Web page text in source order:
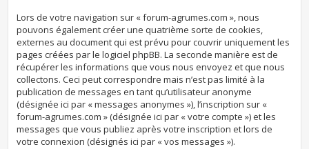
Lors de votre navigation sur « forum-agrumes.com », nous
pouvons également créer une quatrième sorte de cookies,
externes au document qui est prévu pour couvrir uniquement les
pages créées par le logiciel phpBB. La seconde manière est de
récupérer les informations que vous nous envoyez et que nous
collectons. Ceci peut correspondre mais n’est pas limité à la
publication de messages en tant qu’utilisateur anonyme
(désignée ici par « messages anonymes »), l’inscription sur «
forum-agrumes.com » (désignée ici par « votre compte ») et les
messages que vous publiez après votre inscription et lors de
votre connexion (désignés ici par « vos messages »).